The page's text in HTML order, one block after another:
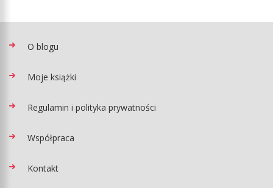
O blogu
Moje książki
Regulamin i polityka prywatności
Współpraca
Kontakt